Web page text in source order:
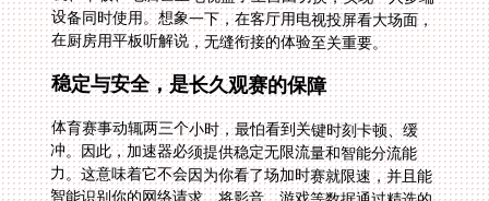
在厨房用平板听解说，无缝衔接的体验至关重要。
稳定与安全，是长久观赛的保障
体育赛事动辄两三个小时，最怕看到关键时刻卡顿、缓
冲。因此，加速器必须提供稳定无限流量和智能分流能
力。这意味着它不会因为你看了场加时赛就限速，并且能
智能识别你的网络请求，将影音、游戏等数据通过精选的
回国专线传输，为你独享高速带宽，保障1080P甚至4K画
质流畅播放。数据安全同样不容忽视，全程的数据安全加
密和专线传输，能确保你的登录信息和观看隐私不被窥